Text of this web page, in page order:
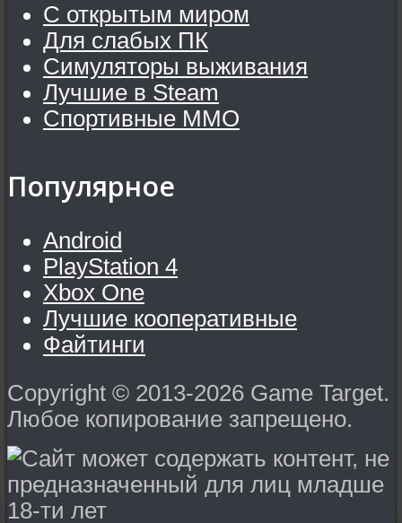
С открытым миром
Для слабых ПК
Симуляторы выживания
Лучшие в Steam
Спортивные MMO
Популярное
Android
PlayStation 4
Xbox One
Лучшие кооперативные
Файтинги
Copyright © 2013-2026 Game Target.
Любое копирование запрещено.